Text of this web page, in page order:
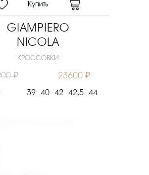
GIAMPIERO
NICOLA
КРОССОВКИ
₽ 23600 ₽
39 40 42 42,5 44